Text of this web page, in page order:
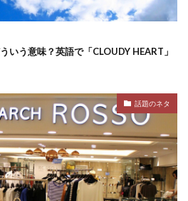
いう意味？英語で「CLOUDY HEART」
話題のネタ